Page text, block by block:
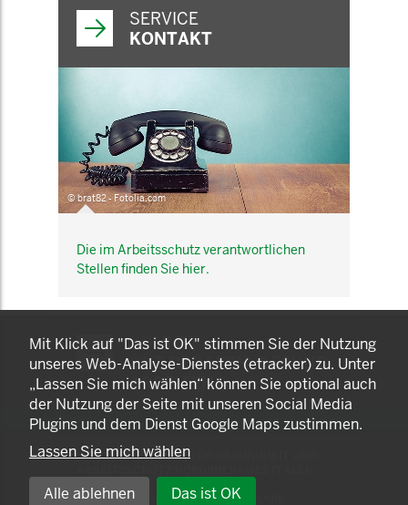
SERVICE
KONTAKT
© brat82 - Fotolia.com
Die im Arbeitsschutz verantwortlichen
Stellen finden Sie hier.
KOMNET
GUT BERATEN. GESUND
ARBEITEN.
© 2025 LANDESAMT FÜR GESUNDHEIT UND
EINSTELLUNGEN ZUR PRIVATSPHÄRE
Mit Klick auf "Das ist OK" stimmen Sie der Nutzung
unseres Web-Analyse-Dienstes (etracker) zu. Unter
„Lassen Sie mich wählen“ können Sie optional auch
der Nutzung der Seite mit unseren Social Media
Plugins und dem Dienst Google Maps zustimmen.
Lassen Sie mich wählen
Alle ablehnen Das ist OK